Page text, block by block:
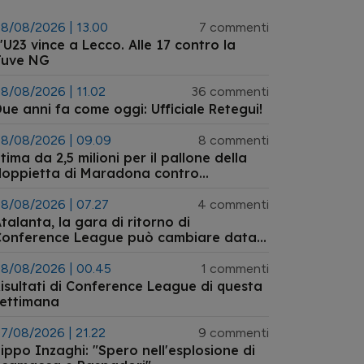
08/2026 | 13.00 7 commenti
vince a Lecco. Alle 17 contro la
NG
08/2026 | 11.02 36 commenti
anni fa come oggi: Ufficiale Retegui!
08/2026 | 09.09 8 commenti
da 2,5 milioni per il pallone della
di Maradona contro
08/2026 | 07.27 4 commenti
la gara di ritorno di
League può cambiare data:
08/2026 | 00.45 1 commenti
di Conference League di questa
08/2026 | 21.22 9 commenti
Inzaghi: "Spero nell'esplosione di